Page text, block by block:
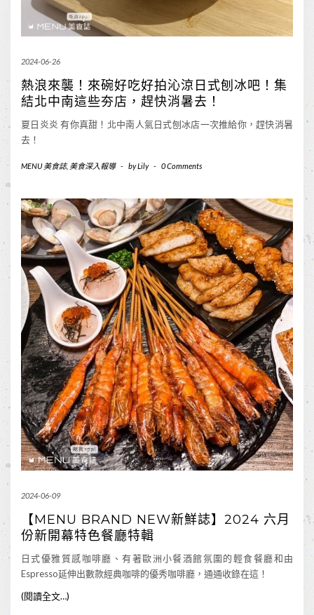
2024-06-26
熱浪來襲！來碗好吃好拍沁涼日式刨冰吧！集
結北中南這些夯店，趕快消暑去！
夏日炎炎 有你真甜！北中南人氣日式刨冰店一次推給你，趕快消暑
去！
MENU 美食誌, 美食深入報導 - byLily - 0 Comments
2024-06-09
【MENU BRAND NEW新鮮誌】2024 六月
份新開幕特色餐廳特輯
日式優雅質感咖啡廳、有著歐洲小餐酒館氛圍的輕食餐廳和由
Espresso延伸出數款經典咖啡的優秀咖啡廳，通通收錄在這！
(閱讀全文…)